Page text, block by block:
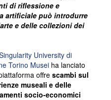
di riflessione e
artificiale può introdurre
e delle collezioni dei
University di
Torino Musei ha lanciato
offre scambi sul
museali e delle
socio-economici